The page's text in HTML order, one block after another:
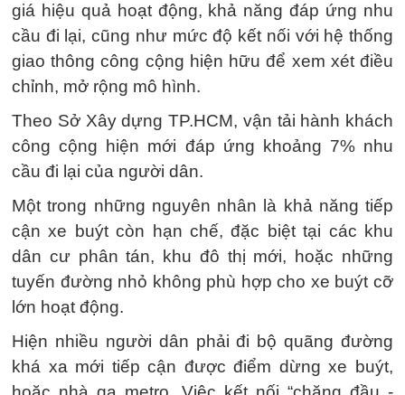
giá hiệu quả hoạt động, khả năng đáp ứng nhu
cầu đi lại, cũng như mức độ kết nối với hệ thống
giao thông công cộng hiện hữu để xem xét điều
chỉnh, mở rộng mô hình.
Theo Sở Xây dựng TP.HCM, vận tải hành khách
công cộng hiện mới đáp ứng khoảng 7% nhu
cầu đi lại của người dân.
Một trong những nguyên nhân là khả năng tiếp
cận xe buýt còn hạn chế, đặc biệt tại các khu
dân cư phân tán, khu đô thị mới, hoặc những
tuyến đường nhỏ không phù hợp cho xe buýt cỡ
lớn hoạt động.
Hiện nhiều người dân phải đi bộ quãng đường
khá xa mới tiếp cận được điểm dừng xe buýt,